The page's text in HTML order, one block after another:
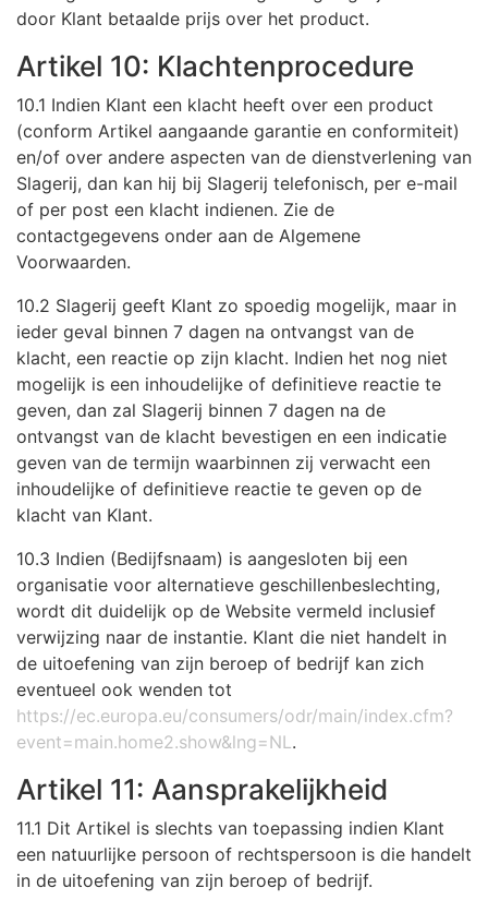
door Klant betaalde prijs over het product.
Artikel 10: Klachtenprocedure
10.1 Indien Klant een klacht heeft over een product
(conform Artikel aangaande garantie en conformiteit)
en/of over andere aspecten van de dienstverlening van
Slagerij, dan kan hij bij Slagerij telefonisch, per e-mail
of per post een klacht indienen. Zie de
contactgegevens onder aan de Algemene
Voorwaarden.
10.2 Slagerij geeft Klant zo spoedig mogelijk, maar in
ieder geval binnen 7 dagen na ontvangst van de
klacht, een reactie op zijn klacht. Indien het nog niet
mogelijk is een inhoudelijke of definitieve reactie te
geven, dan zal Slagerij binnen 7 dagen na de
ontvangst van de klacht bevestigen en een indicatie
geven van de termijn waarbinnen zij verwacht een
inhoudelijke of definitieve reactie te geven op de
klacht van Klant.
10.3 Indien (Bedijfsnaam) is aangesloten bij een
organisatie voor alternatieve geschillenbeslechting,
wordt dit duidelijk op de Website vermeld inclusief
verwijzing naar de instantie. Klant die niet handelt in
de uitoefening van zijn beroep of bedrijf kan zich
eventueel ook wenden tot
https://ec.europa.eu/consumers/odr/main/index.cfm?
event=main.home2.show&lng=NL.
Artikel 11: Aansprakelijkheid
11.1 Dit Artikel is slechts van toepassing indien Klant
een natuurlijke persoon of rechtspersoon is die handelt
in de uitoefening van zijn beroep of bedrijf.